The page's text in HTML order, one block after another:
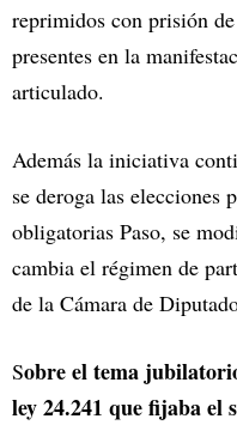
reprimidos con prisión
presentes en la
articulado.
Además la iniciativa
se deroga las elecciones
obligatorias Paso, se
cambia el régimen de
de la Cámara de
Sobre el tema
ley 24.241 que fijaba el